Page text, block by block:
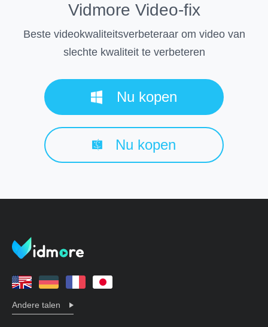
Vidmore Video-fix
Beste videokwaliteitsverbeteraar om video van
slechte kwaliteit te verbeteren
Nu kopen
Nu kopen
Andere talen